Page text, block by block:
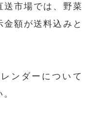
送市場では、野菜
額が送料込みと
ンダーについて